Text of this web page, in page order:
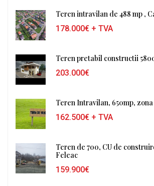
Teren intravilan de 488 mp ,
178.000€ + TVA
Teren pretabil constructii
203.000€
Teren Intravilan, 650mp,
162.500€ + TVA
Teren de 700, CU de
Feleac
159.900€